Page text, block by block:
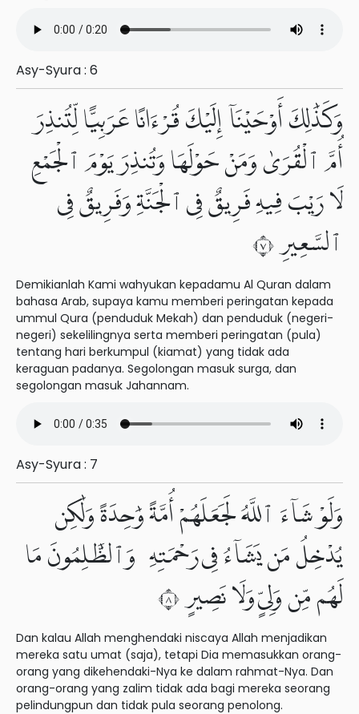
Asy-Syura : 6
وَكَذَٰلِكَ أَوْحَيْنَآ إِلَيْكَ قُرْءَانًا عَرَبِيًّا لِّتُنذِرَ
أُمَّ ٱلْقُرَىٰ وَمَنْ حَوْلَهَا وَتُنذِرَ يَوْمَ ٱلْجَمْعِ
لَا رَيْبَ فِيهِ فَرِيقٌ فِى ٱلْجَنَّةِ وَفَرِيقٌ فِى
ٱلسَّعِيرِ ٧
Demikianlah Kami wahyukan kepadamu Al Quran dalam
bahasa Arab, supaya kamu memberi peringatan kepada
ummul Qura (penduduk Mekah) dan penduduk (negeri-
negeri) sekelilingnya serta memberi peringatan (pula)
tentang hari berkumpul (kiamat) yang tidak ada
keraguan padanya. Segolongan masuk surga, dan
segolongan masuk Jahannam.
Asy-Syura : 7
وَلَوْ شَآءَ ٱللَّهُ لَجَعَلَهُمْ أُمَّةً وَٰحِدَةً وَلَٰكِن
يُدْخِلُ مَن يَشَآءُ فِى رَحْمَتِهِۦ وَٱلظَّٰلِمُونَ مَا
لَهُم مِّن وَلِىٍّ وَلَا نَصِيرٍ ٨
Dan kalau Allah menghendaki niscaya Allah menjadikan
mereka satu umat (saja), tetapi Dia memasukkan orang-
orang yang dikehendaki-Nya ke dalam rahmat-Nya. Dan
orang-orang yang zalim tidak ada bagi mereka seorang
pelindungpun dan tidak pula seorang penolong.